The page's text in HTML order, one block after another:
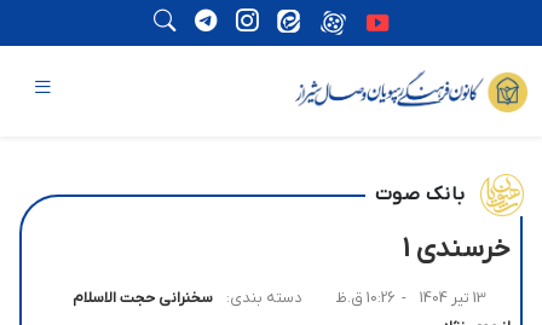
بانک صوت
خرسندی 1
13 تیر 1404 - 10:26 ق.ظ دسته بندی:
سخنرانی حجت الاسلام